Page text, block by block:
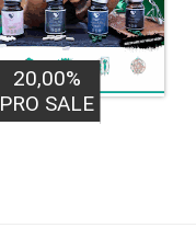
20,00%
PRO SALE